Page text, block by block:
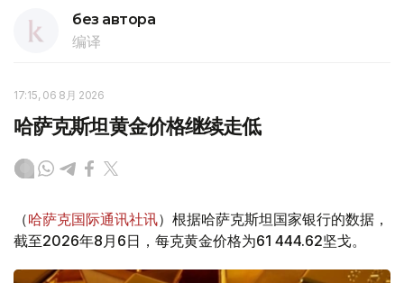
без автора
编译
17:15, 06 8月 2026
哈萨克斯坦黄金价格继续走低
（哈萨克国际通讯社讯）根据哈萨克斯坦国家银行的数据，
截至2026年8月6日，每克黄金价格为61 444.62坚戈。